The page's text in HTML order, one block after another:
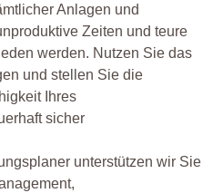
Anlagen und
Zeiten und teure
werden. Nutzen Sie das
und stellen Sie die
Ihres
sicher
unterstützen wir Sie